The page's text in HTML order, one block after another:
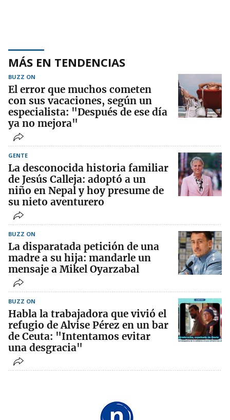
MÁS EN TENDENCIAS
BUZZ ON
El error que muchos cometen
con sus vacaciones, según un
especialista: "Después de ese día
ya no mejora"
GENTE
La desconocida historia familiar
de Jesús Calleja: adoptó a un
niño en Nepal y hoy presume de
su nieto aventurero
BUZZ ON
La disparatada petición de una
madre a su hija: mandarle un
mensaje a Mikel Oyarzabal
BUZZ ON
Habla la trabajadora que vivió el
refugio de Alvise Pérez en un bar
de Ceuta: "Intentamos evitar
una desgracia"